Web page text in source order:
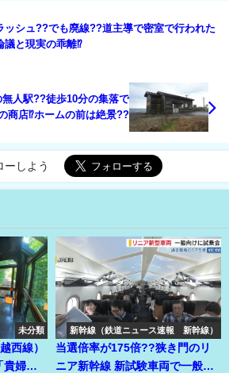
ッシュ??でも廃線??道主導で密室で行われた
議と現実の乖離⁉
人駅??徒歩10分の集落で
商店⁉ホームの前は絶景??
ーしよう
未分類
西線）
貴婦
新幹線（鉄道ニュース速報 新幹線）
当選倍率が175倍??狭き門のリ
ニア新幹線 新試験車両で一般向